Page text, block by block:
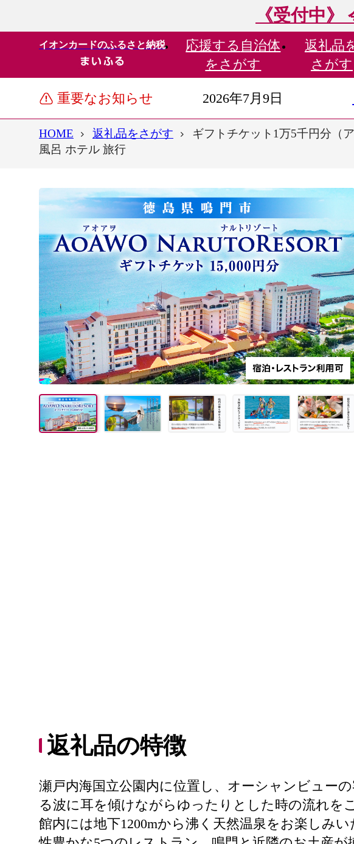
《受付中
イオンカードのふるさと納税 応援する 自治体
をさがす
返礼品
さがす
重要なお知らせ 2026年7月9日
HOME 返礼品をさがす
ギフトチケット1万5千円分（
風呂 ホテル 旅行
返礼品の特徴
瀬戸内海国立公園内に位置し、オーシャンビュー
る波に耳を傾けながらゆったりとした時の流れを
館内には地下1200mから沸く天然温泉をお楽しみ